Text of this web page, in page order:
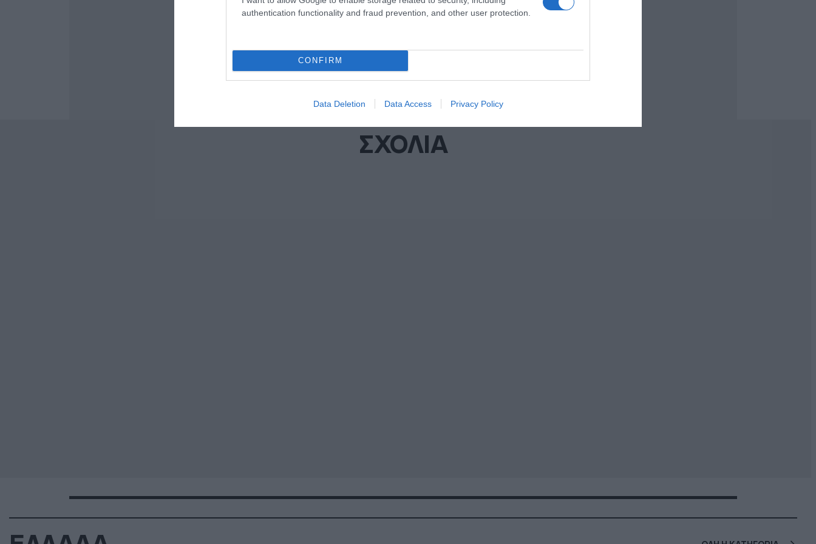
authentication functionality and fraud prevention, and other user protection.
CONFIRM
Data Deletion Data Access Privacy Policy
ΣΧΟΛΙΑ